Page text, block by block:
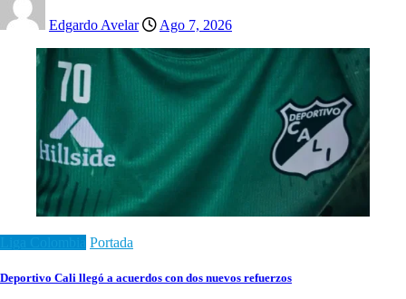
Edgardo Avelar Ago 7, 2026
Portada
Deportivo Cali llegó a acuerdos con dos nuevos refuerzos